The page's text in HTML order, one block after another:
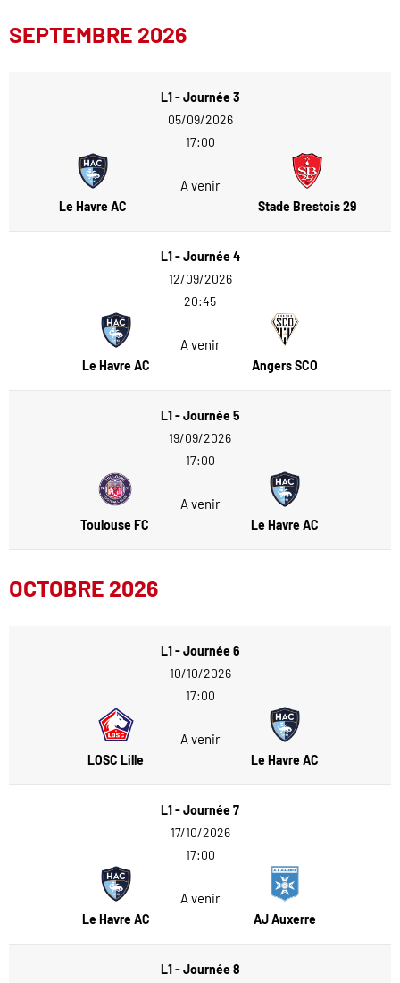
SEPTEMBRE 2026
L1 - Journée 3
05/09/2026
17:00
Le Havre AC
A venir
Stade Brestois 29
L1 - Journée 4
12/09/2026
20:45
Le Havre AC
A venir
Angers SCO
L1 - Journée 5
19/09/2026
17:00
Toulouse FC
A venir
Le Havre AC
OCTOBRE 2026
L1 - Journée 6
10/10/2026
17:00
LOSC Lille
A venir
Le Havre AC
L1 - Journée 7
17/10/2026
17:00
Le Havre AC
A venir
AJ Auxerre
L1 - Journée 8